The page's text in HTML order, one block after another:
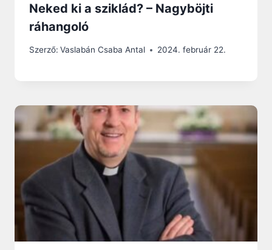
Neked ki a sziklád? – Nagyböjti
ráhangoló
Szerző: Vaslabán Csaba Antal 2024. február 22.